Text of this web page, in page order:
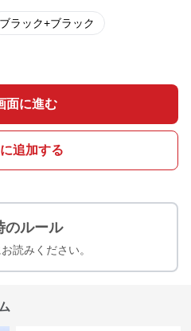
ブラック+ブラック
面に進む
追加する
のルール
読みください。